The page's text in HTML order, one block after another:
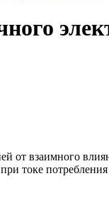
от взаимного
токе